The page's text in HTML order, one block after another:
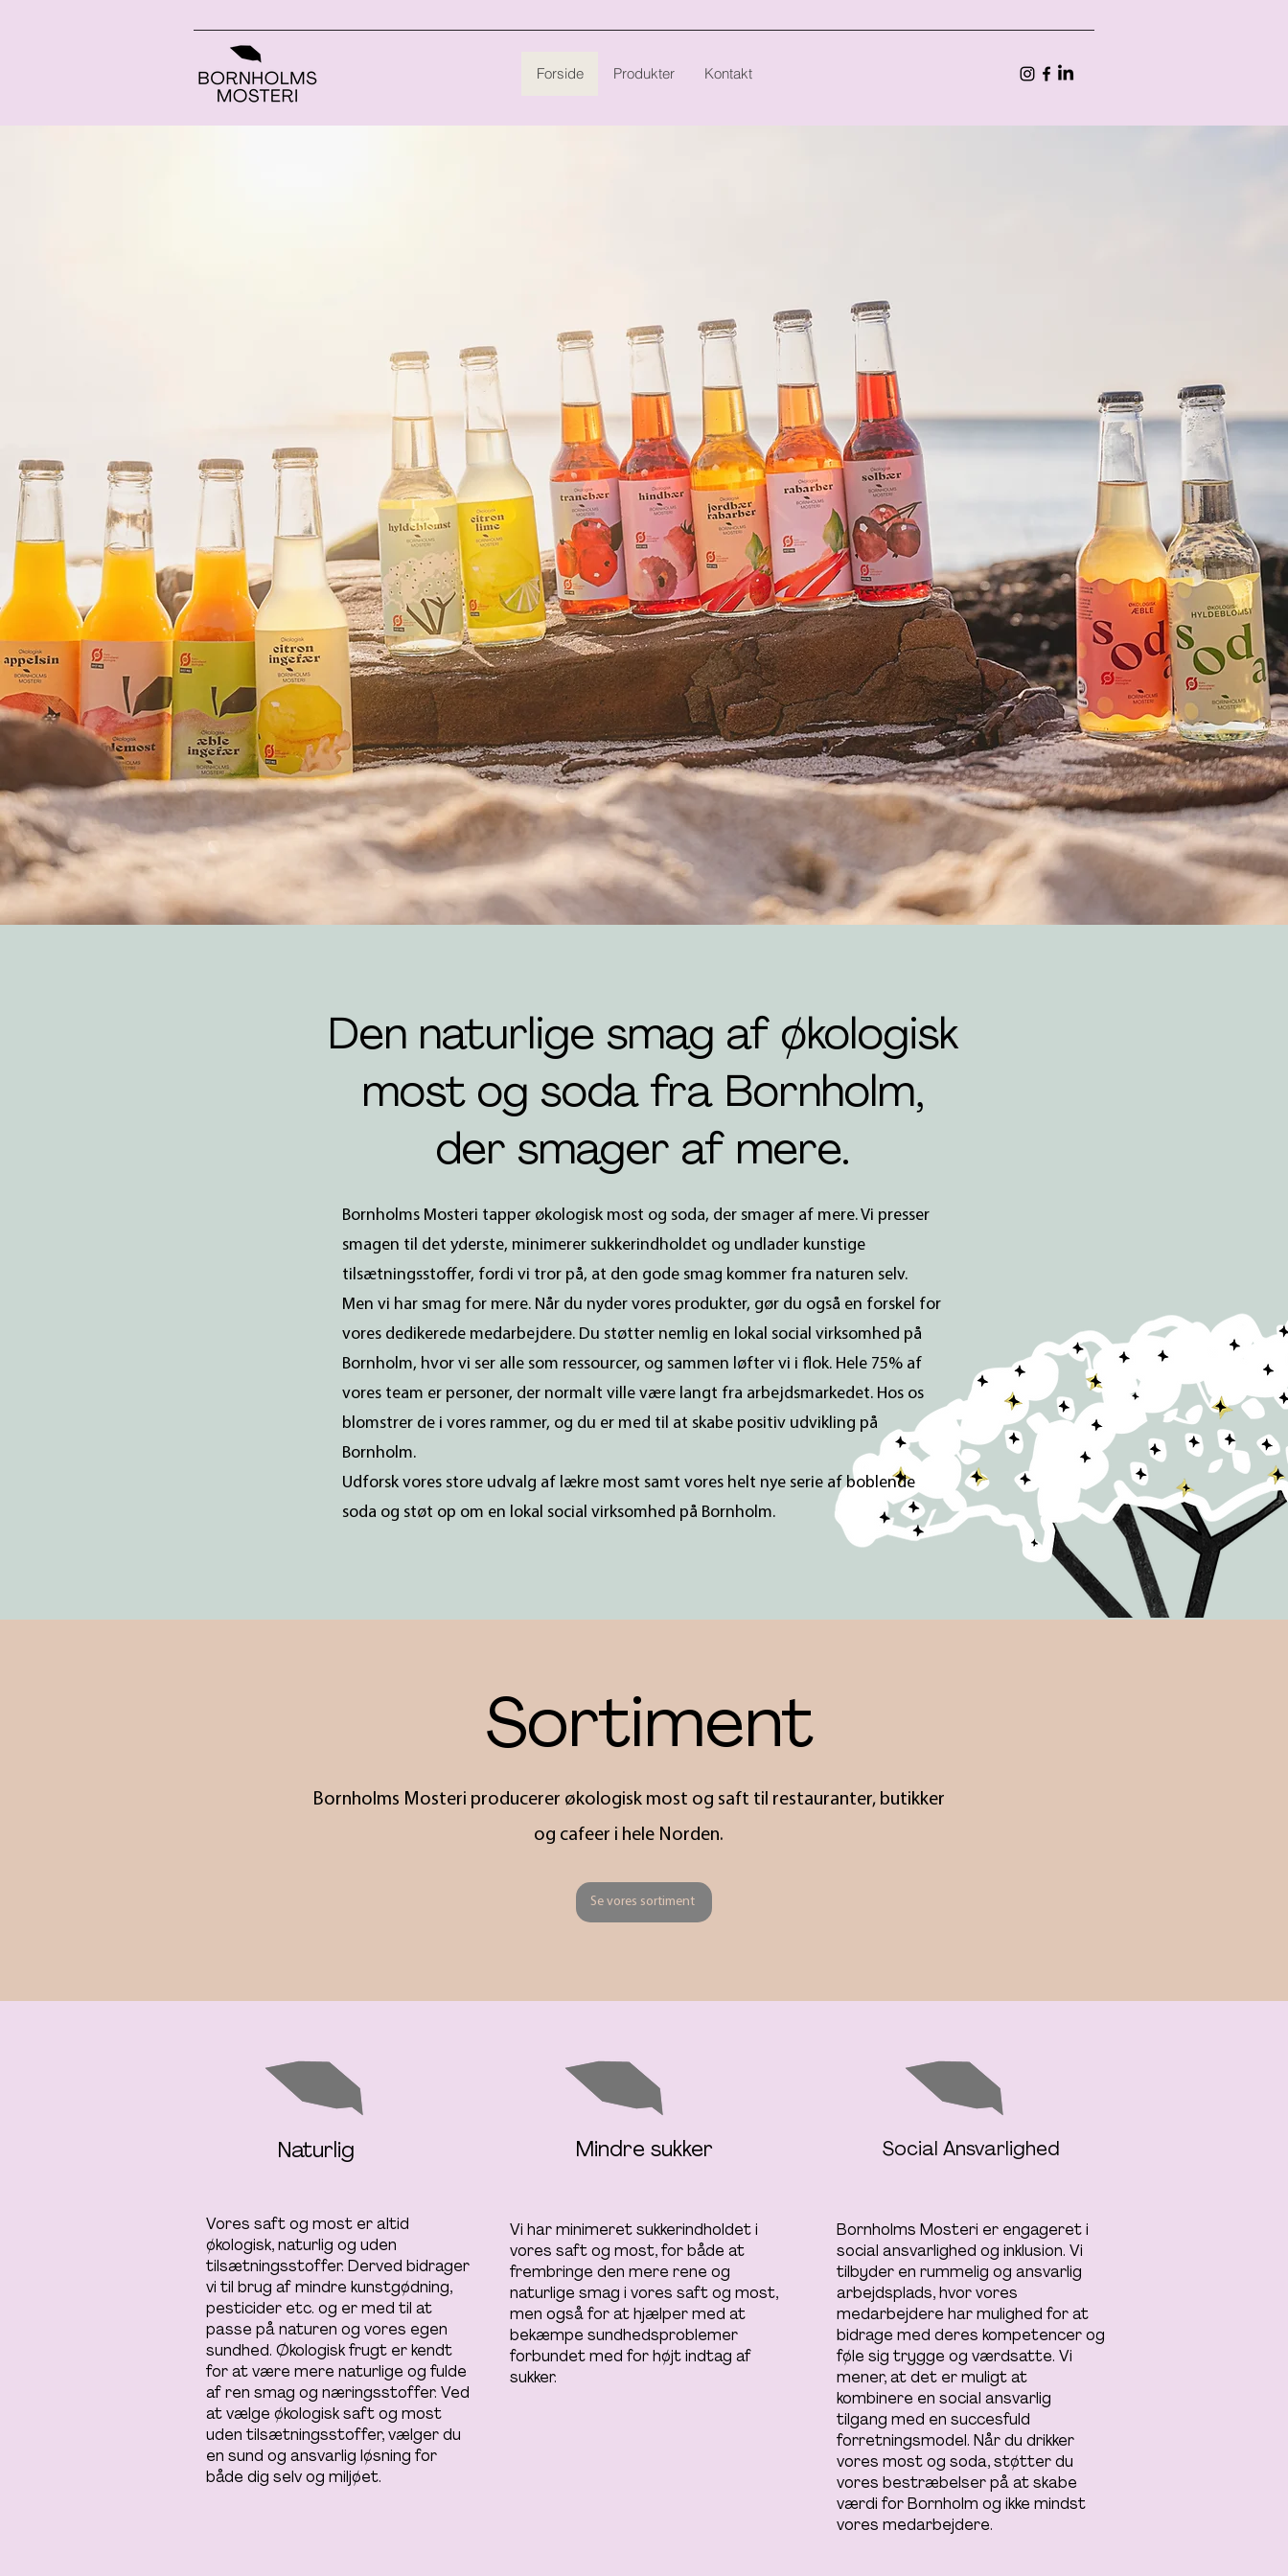
Forside Produkter Kontakt
Den naturlige smag af økologisk
most og soda fra Bornholm,
der smager af mere.
Bornholms Mosteri tapper økologisk most og soda, der smager af mere. Vi presser
smagen til det yderste, minimerer sukkerindholdet og undlader kunstige
tilsætningsstoffer, fordi vi tror på, at den gode smag kommer fra naturen selv.
Men vi har smag for mere. Når du nyder vores produkter, gør du også en forskel for
vores dedikerede medarbejdere. Du støtter nemlig en lokal social virksomhed på
Bornholm, hvor vi ser alle som ressourcer, og sammen løfter vi i flok. Hele 75% af
vores team er personer, der normalt ville være langt fra arbejdsmarkedet. Hos os
blomstrer de i vores rammer, og du er med til at skabe positiv udvikling på
Bornholm.
Udforsk vores store udvalg af lækre most samt vores helt nye serie af boblende
soda og støt op om en lokal social virksomhed på Bornholm.
Sortiment
Bornholms Mosteri producerer økologisk most og saft til restauranter, butikker
og cafeer i hele Norden.
Se vores sortiment
Naturlig
Vores saft og most er altid
økologisk, naturlig og uden
tilsætningsstoffer. Derved bidrager
vi til brug af mindre kunstgødning,
pesticider etc. og er med til at
passe på naturen og vores egen
sundhed. Økologisk frugt er kendt
for at være mere naturlige og fulde
af ren smag og næringsstoffer. Ved
at vælge økologisk saft og most
uden tilsætningsstoffer, vælger du
en sund og ansvarlig løsning for
både dig selv og miljøet.
Mindre sukker
Vi har minimeret sukkerindholdet i
vores saft og most, for både at
frembringe den mere rene og
naturlige smag i vores saft og most,
men også for at hjælper med at
bekæmpe sundhedsproblemer
forbundet med for højt indtag af
sukker.
Social Ansvarlighed
Bornholms Mosteri er engageret i
social ansvarlighed og inklusion. Vi
tilbyder en rummelig og ansvarlig
arbejdsplads, hvor vores
medarbejdere har mulighed for at
bidrage med deres kompetencer og
føle sig trygge og værdsatte. Vi
mener, at det er muligt at
kombinere en social ansvarlig
tilgang med en succesfuld
forretningsmodel. Når du drikker
vores most og soda, støtter du
vores bestræbelser på at skabe
værdi for Bornholm og ikke mindst
vores medarbejdere.